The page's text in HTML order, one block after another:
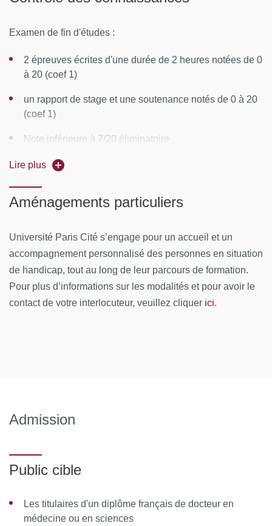
CONTENUS PÉDAGOGIQUES
Tumeurs endocrines gonadiques
Tumeurs endocrines de l’ovaire
Tumeurs endocrines testiculaires
Tumeurs hypophysaires (hors Cushing)
Classification histologique des adénomes
hypophysaires
Évaluation IRM des adénomes hypophysaires
Acromégalie : pièges et difficultés du diagnostic
biologique
Acromégalie : les traitements médicamenteux
Chirurgie des adénomes hypophysaires
Adénomes hypophysaires et grossesse
Examen de fin d'études :
2 épreuves écrites d'une durée de 2 heures notées de 0
à 20 (coef 1)
un rapport de stage et une soutenance notés de 0 à 20
(coef 1)
Note inférieure à 7/20 éliminatoire
Admission du candidat si validation du stage + note au
Une seule session en juin
Lire plus
Aménagements particuliers
Université Paris Cité s’engage pour un accueil et un
accompagnement personnalisé des personnes en situation
de handicap, tout au long de leur parcours de formation.
Pour plus d’informations sur les modalités et pour avoir le
contact de votre interlocuteur, veuillez cliquer ici.
Admission
Public cible
Les titulaires d'un diplôme français de docteur en
médecine ou en sciences